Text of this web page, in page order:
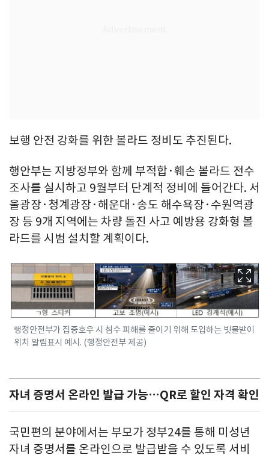
보행 안전 강화를 위한 볼라드 정비도 추진된다.
행안부는 지방정부와 함께 부적합·훼손 볼라드 전수
조사를 실시하고 9월부터 단계적 정비에 들어간다. 서
울광장·청계광장·해운대·송도 해수욕장·수원역광
장 등 9개 지역에는 차량 돌진 사고 예방용 강화형 볼
라드를 시범 설치할 계획이다.
행정안전부가 집중호우 시 침수 피해를 줄이기 위해 도입하는 빗물받이
위치 알림표시 예시. (행정안전부 제공)
자녀 증명서 온라인 발급 가능…QR로 할인 자격 확인
국민편의 분야에서는 부모가 정부24를 통해 미성년
자녀 증명서를 온라인으로 발급받을 수 있도록 서비